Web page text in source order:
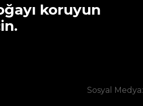
koruyun
Sosyal Medya: